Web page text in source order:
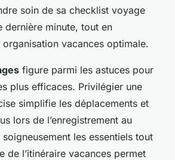
soin de sa checklist voyage
dernière minute, tout en
organisation vacances optimale.
figure parmi les astuces pour
plus efficaces. Privilégier une
simplifie les déplacements et
lors de l’enregistrement au
les essentiels tout
de l’itinéraire vacances permet